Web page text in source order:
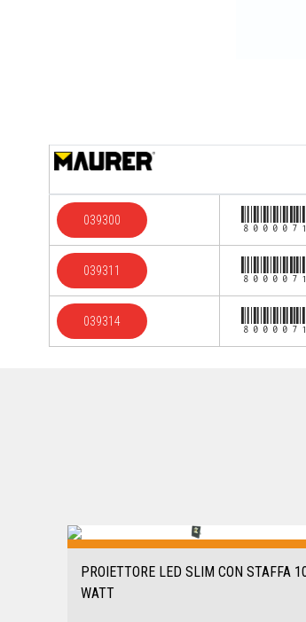
039300
039311
039314
PROIETTORE LED SLIM CON STAFFA
WATT